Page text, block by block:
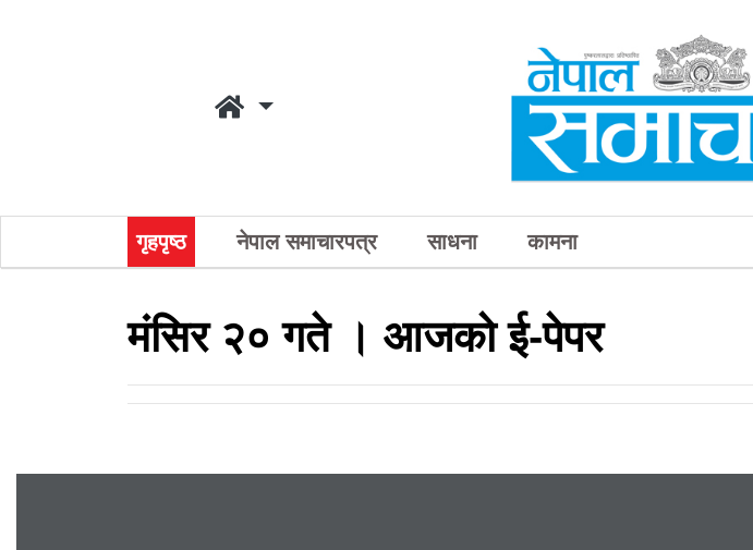
गृहपृष्ठ नेपाल समाचारपत्र साधना कामना
मंसिर २० गते । आजको ई-पेपर